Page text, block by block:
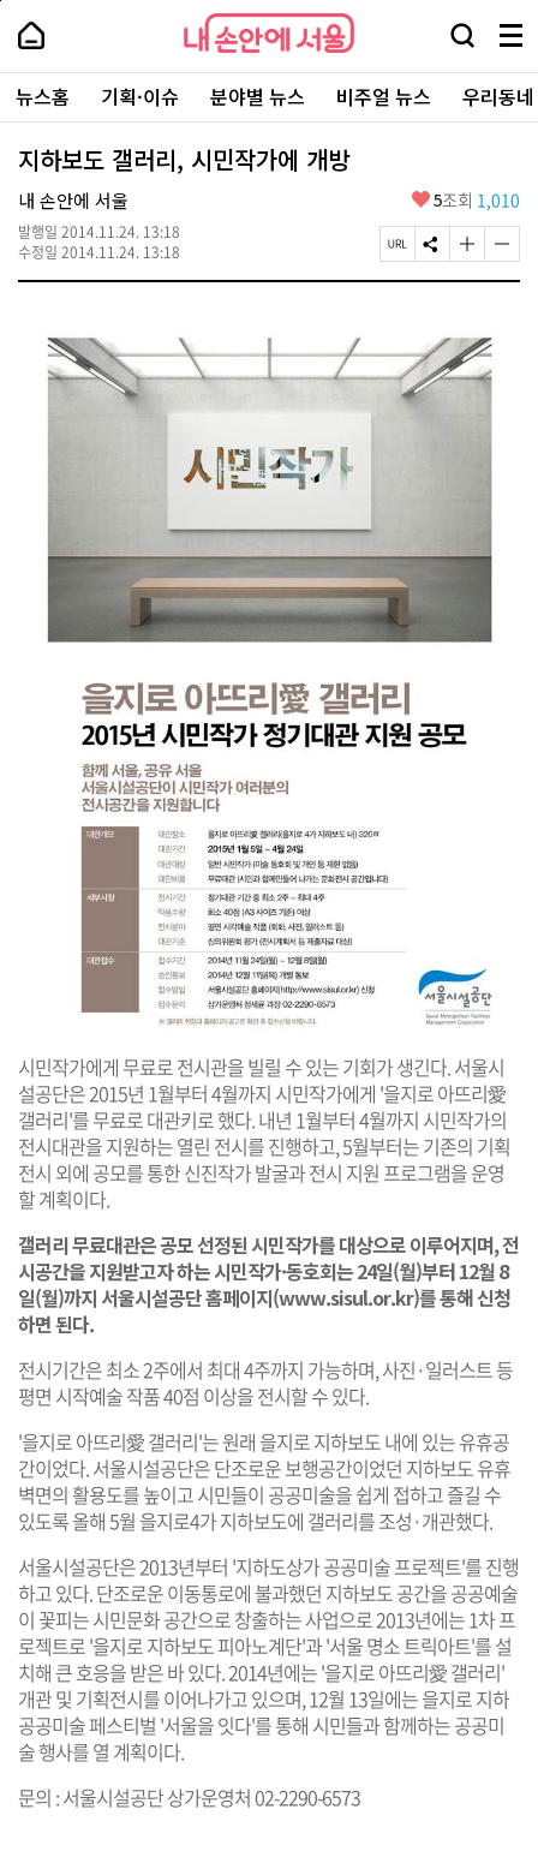
본
로
가
내
손
안
에
서
울
-
서
울
시
대
표
소
내
손
에
울
검
창
열
기
메
뉴
전
체
보
주
요
서
뉴스홈 기획·이슈 분야별 뉴스 비주얼 뉴스 우리동
지하보도 갤러리, 시민작가에 개방
내 손안에 서울
발행일 2014.11.24. 13:18
수정일 2014.11.24. 13:18
좋
요
5조회 1,010
페
이
L
복
사
S
N
유
하
기
글
자
크
게
변
글
자
시민작가에게 무료로 전시관을 빌릴 수 있는 기회가 생긴다. 서울시
설공단은 2015년 1월부터 4월까지 시민작가에게 '을지로 아뜨리愛
갤러리'를 무료로 대관키로 했다. 내년 1월부터 4월까지 시민작가의
전시대관을 지원하는 열린 전시를 진행하고, 5월부터는 기존의 기획
전시 외에 공모를 통한 신진작가 발굴과 전시 지원 프로그램을 운영
할 계획이다.
갤러리 무료대관은 공모 선정된 시민작가를 대상으로 이루어지며, 전
시공간을 지원받고자 하는 시민작가·동호회는 24일(월)부터 12월 8
일(월)까지 서울시설공단 홈페이지(www.sisul.or.kr)를 통해 신청
하면 된다.
전시기간은 최소 2주에서 최대 4주까지 가능하며, 사진·일러스트 등
평면 시작예술 작품 40점 이상을 전시할 수 있다.
'을지로 아뜨리愛 갤러리'는 원래 을지로 지하보도 내에 있는 유휴공
간이었다. 서울시설공단은 단조로운 보행공간이었던 지하보도 유휴
벽면의 활용도를 높이고 시민들이 공공미술을 쉽게 접하고 즐길 수
있도록 올해 5월 을지로4가 지하보도에 갤러리를 조성·개관했다.
서울시설공단은 2013년부터 '지하도상가 공공미술 프로젝트'를 진행
하고 있다. 단조로운 이동통로에 불과했던 지하보도 공간을 공공예술
이 꽃피는 시민문화 공간으로 창출하는 사업으로 2013년에는 1차 프
로젝트로 '을지로 지하보도 피아노계단'과 '서울 명소 트릭아트'를 설
치해 큰 호응을 받은 바 있다. 2014년에는 '을지로 아뜨리愛 갤러리'
개관 및 기획전시를 이어나가고 있으며, 12월 13일에는 을지로 지하
공공미술 페스티벌 '서울을 잇다'를 통해 시민들과 함께하는 공공미
술 행사를 열 계획이다.
문의 : 서울시설공단 상가운영처 02-2290-6573
페
상
단
로